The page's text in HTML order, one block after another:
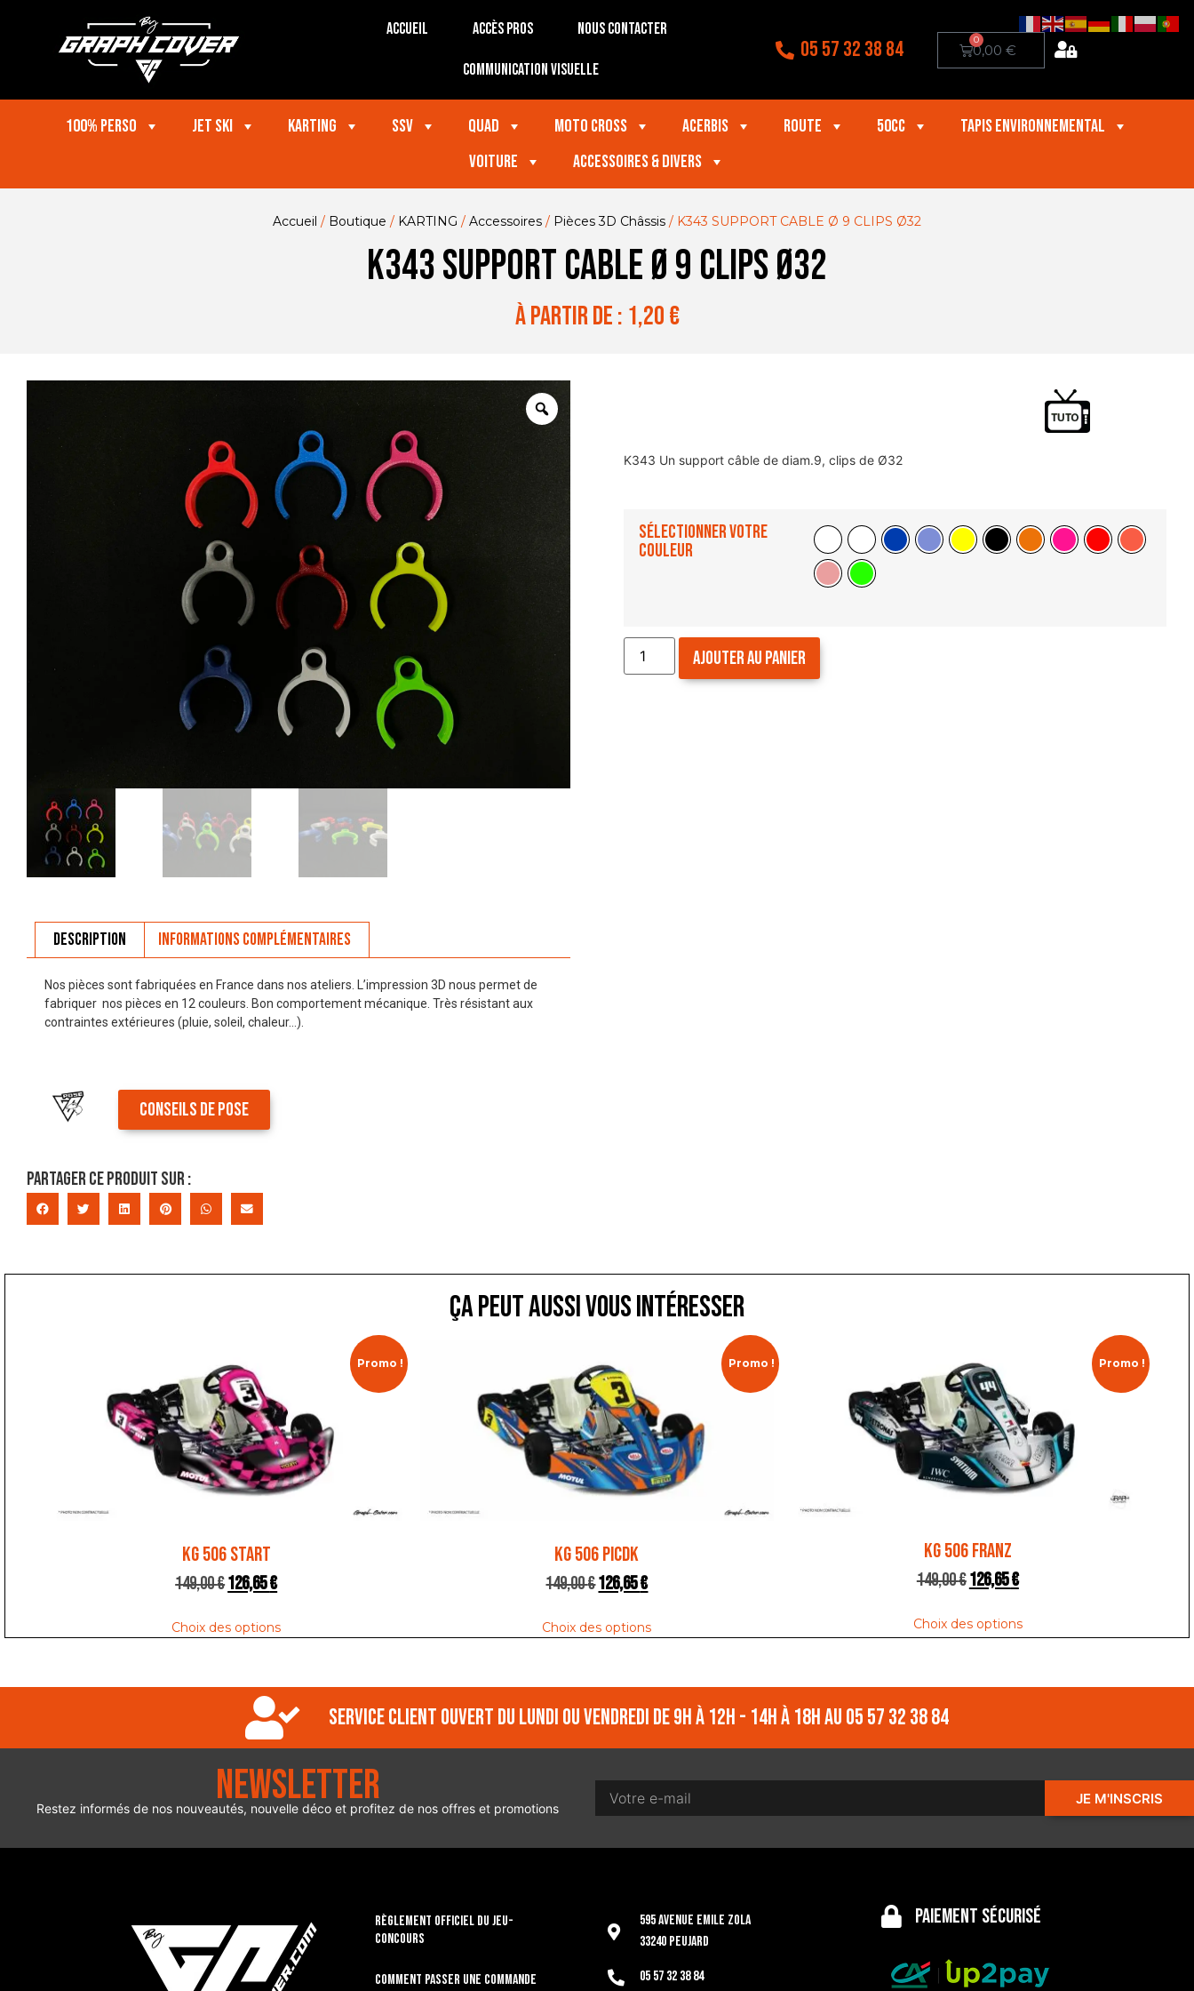
Accueil Accès Pros Nous contacter
Communication visuelle
05 57 32 38 84 0,00 €
0
100% perso Jet ski Karting SSV Quad Moto Cross Acerbis Route 50cc
Tapis Environnemental
VOITURE
Accessoires & divers
Accueil / Boutique / KARTING / Accessoires / Pièces 3D Châssis / K343 SUPPORT CABLE Ø 9 CLIPS Ø32
K343 SUPPORT CABLE Ø 9 CLIPS Ø32
à partir de : 1,20€
Description Informations complémentaires
Nos pièces sont fabriquées en France dans nos ateliers. L’impression 3D nous permet de
fabriquer nos pièces en 12 couleurs. Bon comportement mécanique. Très résistant aux
contraintes extérieures (pluie, soleil, chaleur…).
CONSEILS DE POSE
Partager ce produit sur :
K343 Un support câble de diam.9, clips de Ø32
Sélectionner votre
couleur
Ajouter au panier
ça peut aussi vous intéresser
Promo !
KG 506 START
149,00€126,65€
Choix des options
Promo !
KG 506 PICDK
149,00€126,65€
Choix des options
Promo !
KG 506 FRANZ
149,00€126,65€
Choix des options
Service client ouvert du lundi ou vendredi de 9h à 12h - 14h à 18h au 05 57 32 38 84
Newsletter
Restez informés de nos nouveautés, nouvelle déco et profitez de nos offres et promotions
JE M'INSCRIS
RÈGLEMENT OFFICIEL DU JEU-
CONCOURS
Comment passer une commande
595 Avenue Emile Zola
33240 Peujard
05 57 32 38 84
Paiement sécurisé